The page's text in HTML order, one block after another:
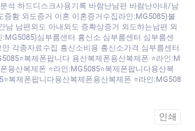
석 하드디스크사용기록 바람난남편 바람난아내/남
증황 외도증거 이혼 이혼증거수집라인:MG5085)불
남 남편외도 아내외도 증확상증거 외도하는남편 외
심부름센터 흥신소 심부름센터 심부름센
각종자료수집 흥신소비용 흥신소가격 심부름센터
복제폰팝니다 용산복제폰용산복제폰 ⭐라인:M
용산복제폰 ⭐라인:MG5085⭐복제폰팝니다용산복
복제폰팝니다용산복제폰용산복제폰 ⭐라인:MG508
인쇄